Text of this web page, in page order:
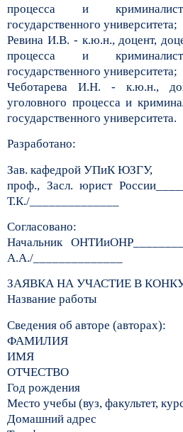
процесса и
государственного университета;
Ревина И.В. - к.ю.н., доцент,
процесса и
государственного университета;
Чеботарева И.Н. - к.ю.н.,
уголовного процесса и
государственного университета.
Разработано:
Зав. кафедрой УПиК ЮЗГУ,
проф., Засл. юрист
Т.К./______________
Согласовано:
Начальник
А.А./______________
ЗАЯВКА НА УЧАСТИЕ В
Название работы
Сведения об авторе (авторах):
ФАМИЛИЯ
ИМЯ
ОТЧЕСТВО
Год рождения
Место учебы (вуз, факультет,
Домашний адрес